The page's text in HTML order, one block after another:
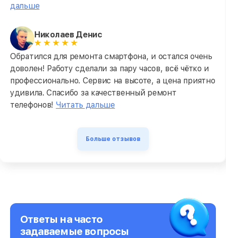
дальше
Николаев Денис
Обратился для ремонта смартфона, и остался очень
доволен! Работу сделали за пару часов, всё чётко и
профессионально. Сервис на высоте, а цена приятно
удивила. Спасибо за качественный ремонт
телефонов! Читать дальше
Больше отзывов
Ответы на часто
задаваемые вопросы